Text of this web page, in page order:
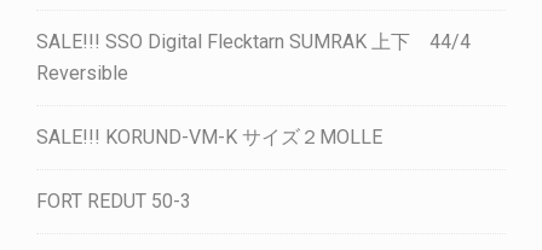
SALE!!! SSO Digital Flecktarn SUMRAK 上下 44/4
Reversible
SALE!!! KORUND-VM-K サイズ２MOLLE
FORT REDUT 50-3